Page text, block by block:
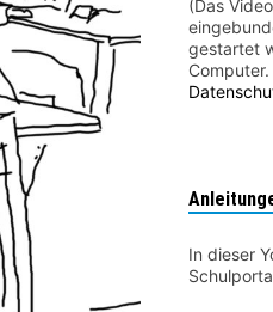
(Das
gestartet
In dieser